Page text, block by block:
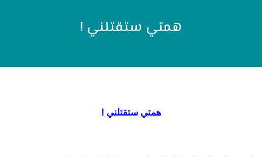
همتي ستقتلني !
همتي ستقتلني !